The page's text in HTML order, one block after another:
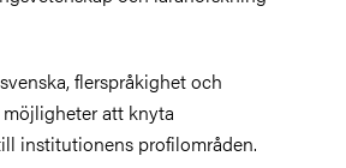
flerspråkighet och
att knyta
institutionens profilområden.